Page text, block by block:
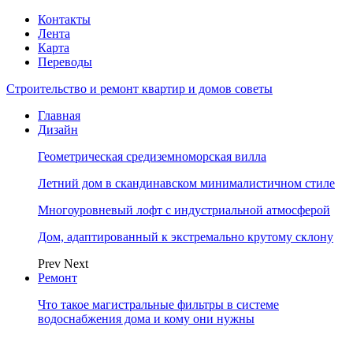
Контакты
Лента
Карта
Переводы
Строительство и ремонт квартир и домов советы
Главная
Дизайн
Геометрическая средиземноморская вилла
Летний дом в скандинавском минималистичном стиле
Многоуровневый лофт с индустриальной атмосферой
Дом, адаптированный к экстремально крутому склону
Prev Next
Ремонт
Что такое магистральные фильтры в системе
водоснабжения дома и кому они нужны